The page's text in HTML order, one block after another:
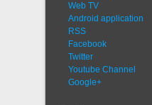
Web TV
Android application
RSS
Facebook
Twitter
Youtube Channel
Google+